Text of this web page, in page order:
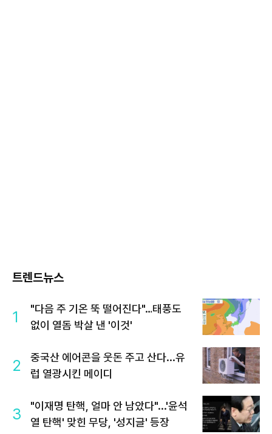
트렌드뉴스
1
"다음 주 기온 뚝 떨어진다"…태풍도
없이 열돔 박살 낸 '이것'
2
중국산 에어콘을 웃돈 주고 산다...유
럽 열광시킨 메이디
3
"이재명 탄핵, 얼마 안 남았다"...'윤석
열 탄핵' 맞힌 무당, '성지글' 등장